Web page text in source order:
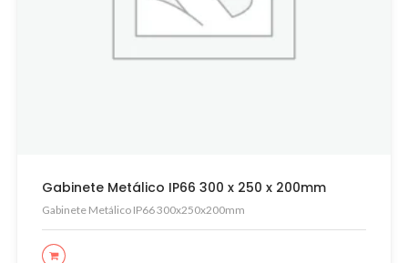
Gabinete Metálico IP66 300 x 250 x 200mm
Gabinete Metálico IP66 300x250x200mm
LEER MÁS